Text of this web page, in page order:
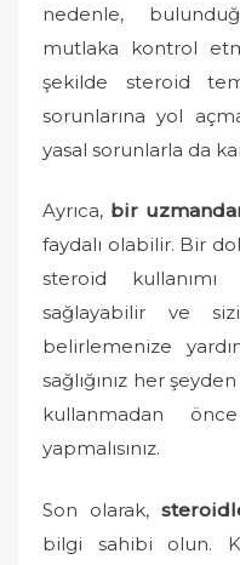
nedenle,
mutlaka kontrol
şekilde steroid
sorunlarına yol
yasal sorunlarla da
Ayrıca, bir
faydalı olabilir. Bir
steroid
sağlayabilir ve
belirlemenize
sağlığınız her
kullanmadan
yapmalısınız.
Son olarak,
bilgi sahibi olun.